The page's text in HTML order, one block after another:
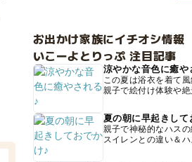
お出かけ家族にイチオシ情報
いこーよとりっぷ 注目記事
涼やかな音色に癒や
この夏は浴衣を着て
親子で絵付け体験や
夏の朝に早起きして
親子で神秘的なハスの
スイレンとの違い＆